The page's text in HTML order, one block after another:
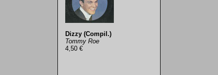
Dizzy (Compil.)
Tommy Roe
4,50 €